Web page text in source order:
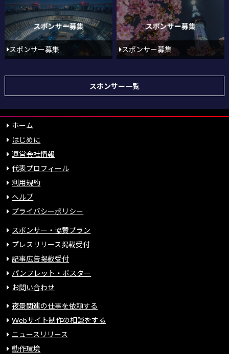
スポンサー募集 スポンサー募集
スポンサー一覧
ホーム
はじめに
運営会社情報
代表プロフィール
利用規約
ヘルプ
プライバシーポリシー
スポンサー・協賛プラン
プレスリリース掲載受付
記事広告掲載受付
パンフレット・ポスター
お問い合わせ
夜景関連の仕事を依頼する
Webサイト制作の相談をする
ニュースリリース
動作環境